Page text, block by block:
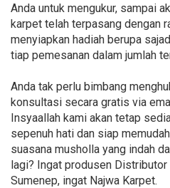
Anda untuk mengukur, sampai
karpet telah terpasang dengan
menyiapkan hadiah berupa
tiap pemesanan dalam jumlah
Anda tak perlu bimbang
konsultasi secara gratis via
Insyaallah kami akan tetap
sepenuh hati dan siap
suasana musholla yang indah
lagi? Ingat produsen
Sumenep, ingat Najwa Karpet.